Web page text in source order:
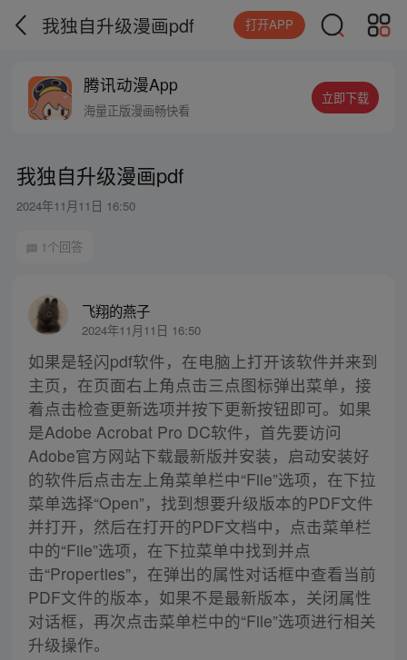
我独自升级漫画pdf 打开APP
腾讯动漫App
海量正版漫画畅快看
立即下载
我独自升级漫画pdf
2024年11月11日 16:50
1个回答
飞翔的燕子
2024年11月11日 16:50
如果是轻闪pdf软件，在电脑上打开该软件并来到
主页，在页面右上角点击三点图标弹出菜单，接
着点击检查更新选项并按下更新按钮即可。如果
是Adobe Acrobat Pro DC软件，首先要访问
Adobe官方网站下载最新版并安装，启动安装好
的软件后点击左上角菜单栏中“File”选项，在下拉
菜单选择“Open”，找到想要升级版本的PDF文件
并打开，然后在打开的PDF文档中，点击菜单栏
中的“File”选项，在下拉菜单中找到并点
击“Properties”，在弹出的属性对话框中查看当前
PDF文件的版本，如果不是最新版本，关闭属性
对话框，再次点击菜单栏中的“File”选项进行相关
升级操作。